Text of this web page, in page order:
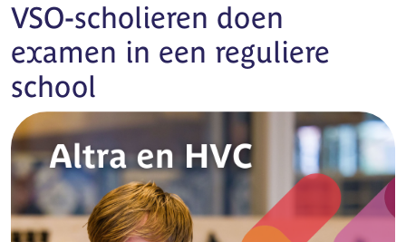
VSO-scholieren doen
examen in een reguliere
school